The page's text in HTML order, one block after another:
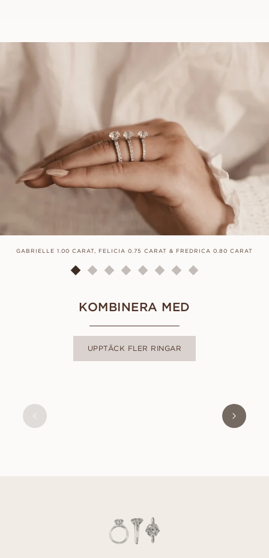
GABRIELLE 1.00 CARAT, FELICIA 0.75 CARAT & FREDRICA 0.80 CARAT
KOMBINERA MED
UPPTÄCK FLER RINGAR